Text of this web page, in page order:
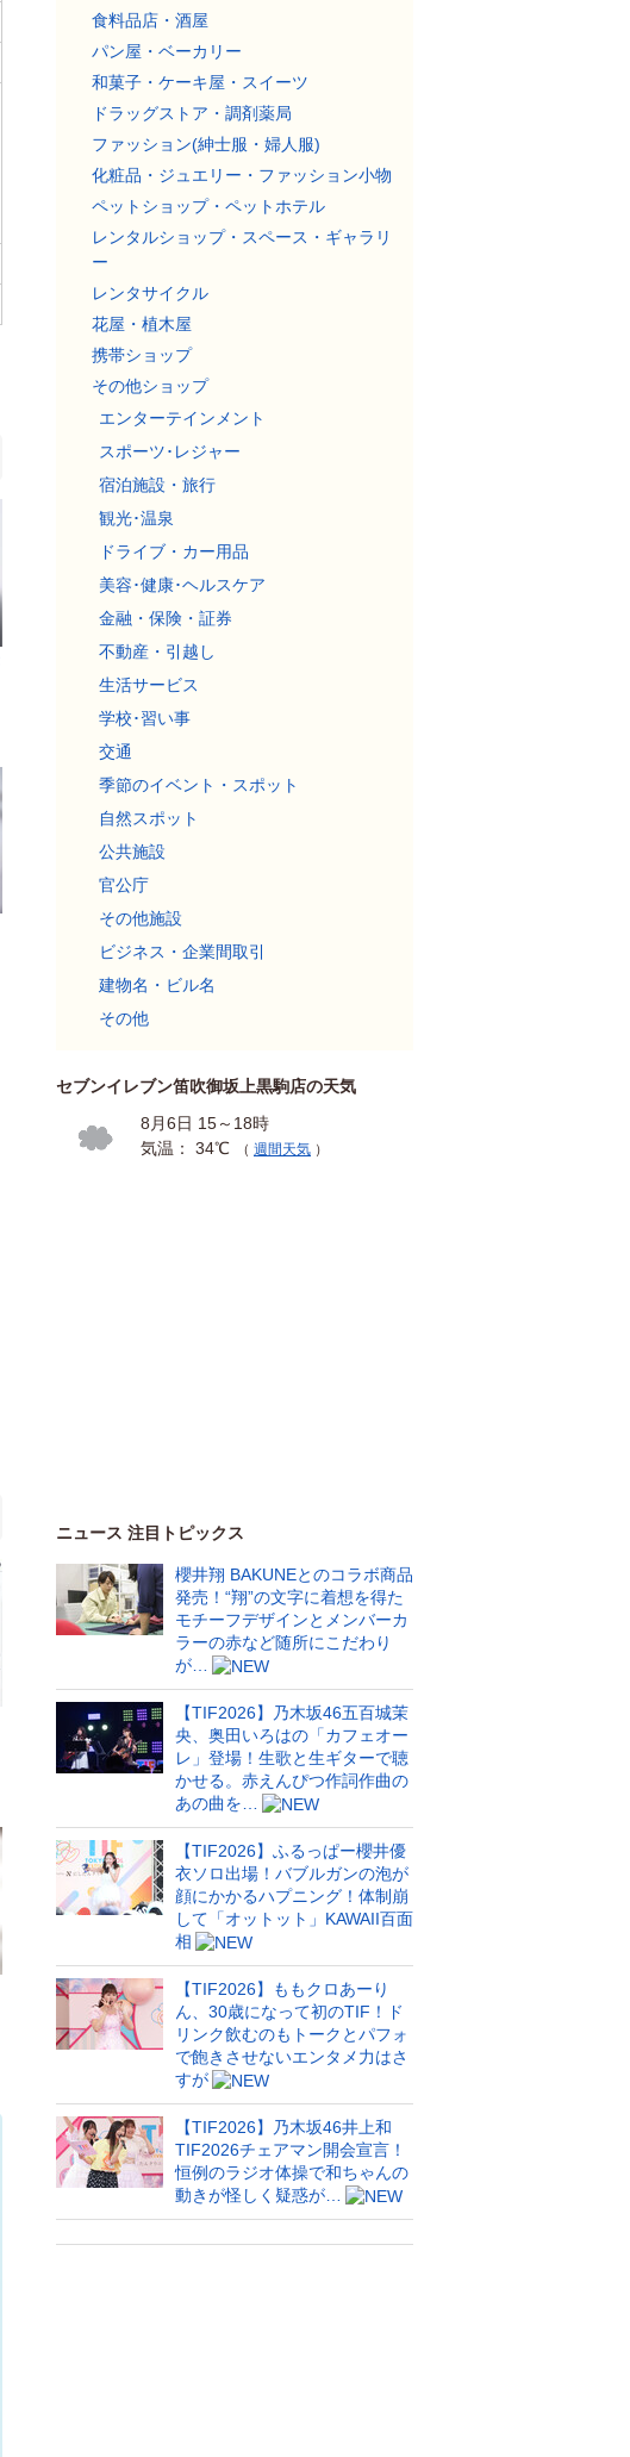
食料品店・酒屋
パン屋・ベーカリー
和菓子・ケーキ屋・スイーツ
ドラッグストア・調剤薬局
ファッション(紳士服・婦人服)
化粧品・ジュエリー・ファッション小物
ペットショップ・ペットホテル
レンタルショップ・スペース・ギャラリ
ー
レンタサイクル
花屋・植木屋
携帯ショップ
その他ショップ
エンターテインメント
スポーツ･レジャー
宿泊施設・旅行
観光･温泉
ドライブ・カー用品
美容･健康･ヘルスケア
金融・保険・証券
不動産・引越し
生活サービス
学校･習い事
交通
季節のイベント・スポット
自然スポット
公共施設
官公庁
その他施設
ビジネス・企業間取引
建物名・ビル名
その他
セブンイレブン笛吹御坂上黒駒店の天気
8月6日 15～18時
気温： 34℃
（ 週間天気 ）
ニュース 注目トピックス
櫻井翔 BAKUNEとのコラボ商品
発売！“翔”の文字に着想を得た
モチーフデザインとメンバーカ
ラーの赤など随所にこだわり
が…
【TIF2026】乃木坂46五百城茉
央、奥田いろはの「カフェオー
レ」登場！生歌と生ギターで聴
かせる。赤えんぴつ作詞作曲の
あの曲を…
【TIF2026】ふるっぱー櫻井優
衣ソロ出場！バブルガンの泡が
顔にかかるハプニング！体制崩
して「オットット」KAWAII百面
相
【TIF2026】ももクロあーり
ん、30歳になって初のTIF！ド
リンク飲むのもトークとパフォ
で飽きさせないエンタメ力はさ
すが
【TIF2026】乃木坂46井上和
TIF2026チェアマン開会宣言！
恒例のラジオ体操で和ちゃんの
動きが怪しく疑惑が…